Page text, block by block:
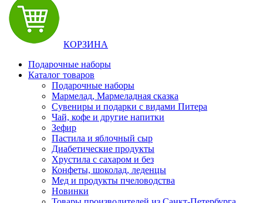
КОРЗИНА
Подарочные наборы
Каталог товаров
Подарочные наборы
Мармелад, Мармеладная сказка
Сувениры и подарки с видами Питера
Чай, кофе и другие напитки
Зефир
Пастила и яблочный сыр
Диабетические продукты
Хрустила с сахаром и без
Конфеты, шоколад, леденцы
Мед и продукты пчеловодства
Новинки